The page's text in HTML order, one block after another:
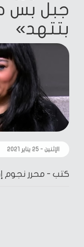
جبل بس
بتتهد»
الإثنين - ٢٥ يناير ٢٠٢١
كتب - محرر نجوم